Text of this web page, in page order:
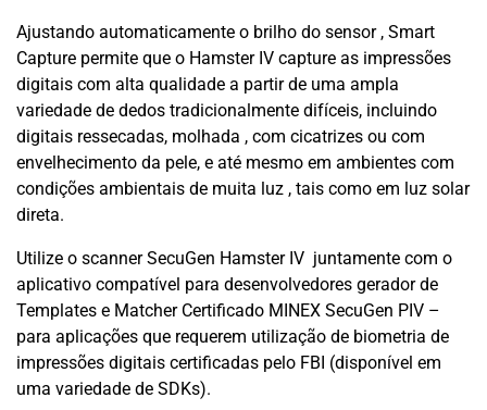
Ajustando automaticamente o brilho do sensor , Smart
Capture permite que o Hamster IV capture as impressões
digitais com alta qualidade a partir de uma ampla
variedade de dedos tradicionalmente difíceis, incluindo
digitais ressecadas, molhada , com cicatrizes ou com
envelhecimento da pele, e até mesmo em ambientes com
condições ambientais de muita luz , tais como em luz solar
direta.
Utilize o scanner SecuGen Hamster IV juntamente com o
aplicativo compatível para desenvolvedores gerador de
Templates e Matcher Certificado MINEX SecuGen PIV –
para aplicações que requerem utilização de biometria de
impressões digitais certificadas pelo FBI (disponível em
uma variedade de SDKs).